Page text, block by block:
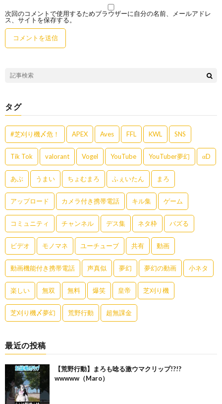
次回のコメントで使用するためブラウザーに自分の名前、メールアドレ
ス、サイトを保存する。
タグ
#芝刈り機〆危！ APEX Aves FFL KWL SNS
Tik Tok valorant Vogel YouTube YouTuber夢幻 αD
あぶ うまい ちょむまろ ふぇいたん まろ
アップロード カメラ付き携帯電話 キル集 ゲーム
コミュニティ チャンネル デス集 ネタ枠 バズる
ビデオ モノマネ ユーチューブ 共有 動画
動画機能付き携帯電話 声真似 夢幻 夢幻の動画 小ネタ
楽しい 無双 無料 爆笑 皇帝 芝刈り機
芝刈り機〆夢幻 荒野行動 超無課金
最近の投稿
【荒野行動】まろも唸る激ウマクリップ!?!?
wwwww（Maro）